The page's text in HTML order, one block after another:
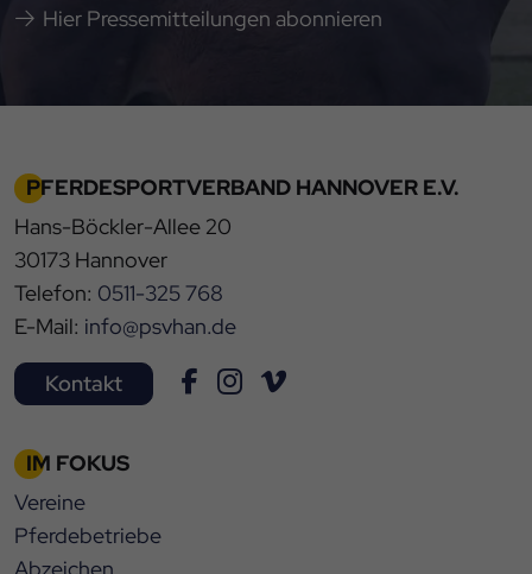
Hier Pressemitteilungen abonnieren
PFERDESPORTVERBAND HANNOVER E.V.
Hans-Böckler-Allee 20
30173 Hannover
Telefon: 0511-325 768
E-Mail: info@psvhan.de
Kontakt
IM FOKUS
Vereine
Pferdebetriebe